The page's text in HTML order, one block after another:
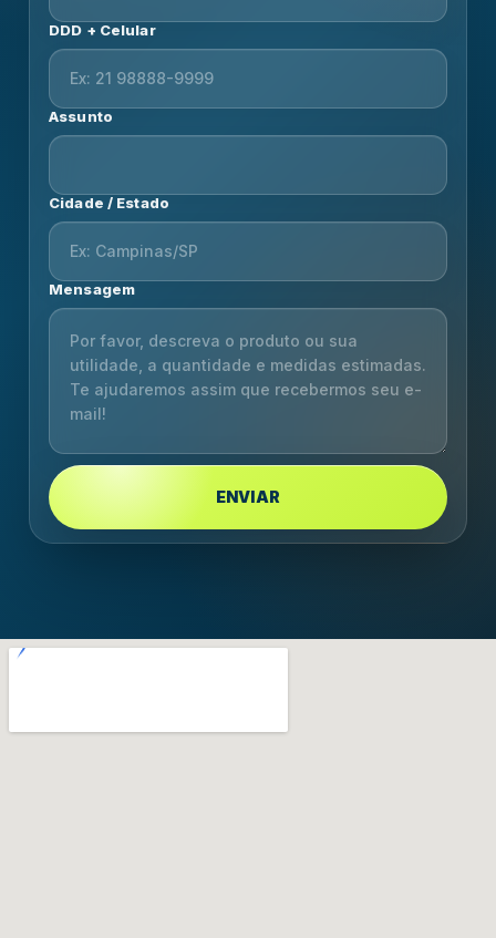
DDD + Celular
Assunto
Cidade / Estado
Mensagem
ENVIAR